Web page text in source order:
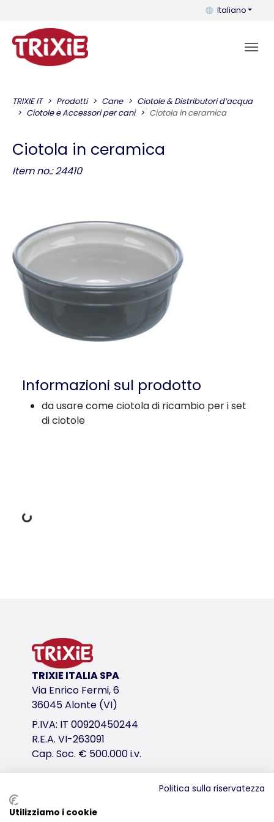
Puoi cambiare
Italiano
TRIXIE IT Prodotti Cane
Ciotole & Distributori d’acqua
Ciotole e Accessori per cani
Ciotola in ceramica
Ciotola in ceramica
Item no.: 24410
Informazioni sul prodotto
da usare come ciotola di ricambio per i set
di ciotole
Dati di carico
variante di prodotto
variante di prodotto: numero unico del
Misure
0,25 l/ø 13 cm
Colore
grigio/grigio chiaro
per art.
TRIXIE ITALIA SPA
Via Enrico Fermi, 6
36045 Alonte (VI)
P.IVA: IT 00920450244
R.E.A. VI-263091
Cap. Soc. € 500.000 i.v.
Distribuzione
Politica sulla riservatezza
Utilizziamo i cookie